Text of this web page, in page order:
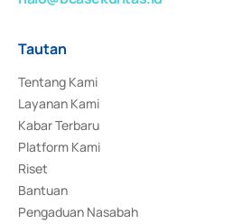
Tautan
Tentang Kami
Layanan Kami
Kabar Terbaru
Platform Kami
Riset
Bantuan
Pengaduan Nasabah